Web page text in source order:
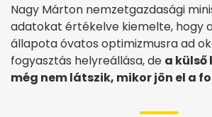
Nagy Márton nemzetgazdasági
adatokat értékelve kiemelte, hogy
állapota óvatos optimizmusra ad
fogyasztás helyreállása, de a külső
még nem látszik, mikor jön el a